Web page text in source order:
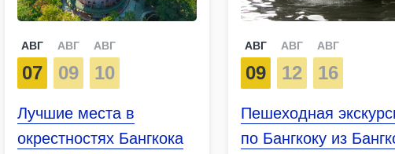
АВГ
07
АВГ
09
АВГ
10
Лучшие места в
окрестностях Бангкока
АВГ
09
АВГ
12
АВГ
16
Пешеходная
по Бангкоку из